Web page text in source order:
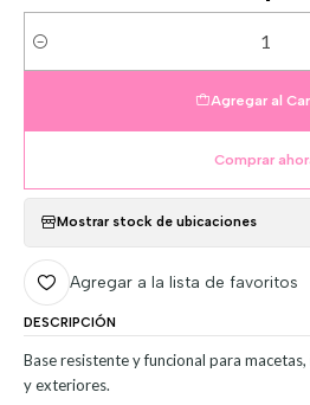
Cantidad
Agregar al
Comprar
Mostrar stock de ubicaciones
Agregar a la lista de favoritos
DESCRIPCIÓN
Base resistente y funcional para
y exteriores.